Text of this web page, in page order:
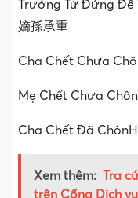
Trưởng Tử Đứng Để
嫡孫承重
Cha Chết Chưa
Mẹ Chết Chưa
Cha Chết Đã
Xem thêm: Tra
trên Cổng Dịch